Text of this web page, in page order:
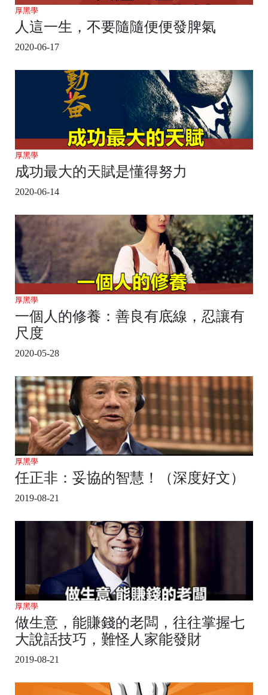
厚黑學
人這一生，不要隨隨便便發脾氣
2020-06-17
厚黑學
成功最大的天賦是懂得努力
2020-06-14
厚黑學
一個人的修養：善良有底線，忍讓有
尺度
2020-05-28
厚黑學
任正非：妥協的智慧！（深度好文）
2019-08-21
厚黑學
做生意，能賺錢的老闆，往往掌握七
大說話技巧，難怪人家能發財
2019-08-21